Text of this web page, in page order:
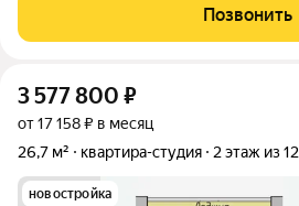
с безопасным покрытием.
Позвонить
3 577 800 ₽
от 17 158 ₽ в месяц
26,7 м²
квартира-студия 2 этаж из 12
новостройка